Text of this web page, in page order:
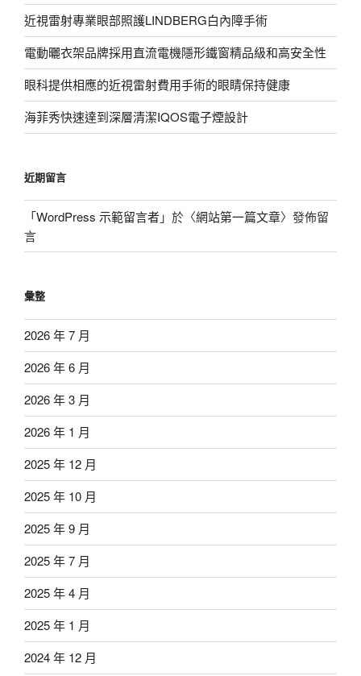
近視雷射專業眼部照護LINDBERG白內障手術
電動曬衣架品牌採用直流電機隱形鐵窗精品級和高安全性
眼科提供相應的近視雷射費用手術的眼睛保持健康
海菲秀快速達到深層清潔IQOS電子煙設計
近期留言
「WordPress 示範留言者」於〈網站第一篇文章〉發佈留
言
彙整
2026 年 7 月
2026 年 6 月
2026 年 3 月
2026 年 1 月
2025 年 12 月
2025 年 10 月
2025 年 9 月
2025 年 7 月
2025 年 4 月
2025 年 1 月
2024 年 12 月